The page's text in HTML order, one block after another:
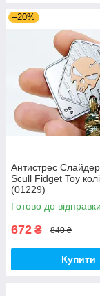
–20%
Антистрес
Scull Fidget Toy
(01229)
Готово до відправки
672 ₴ 840 ₴
Купити